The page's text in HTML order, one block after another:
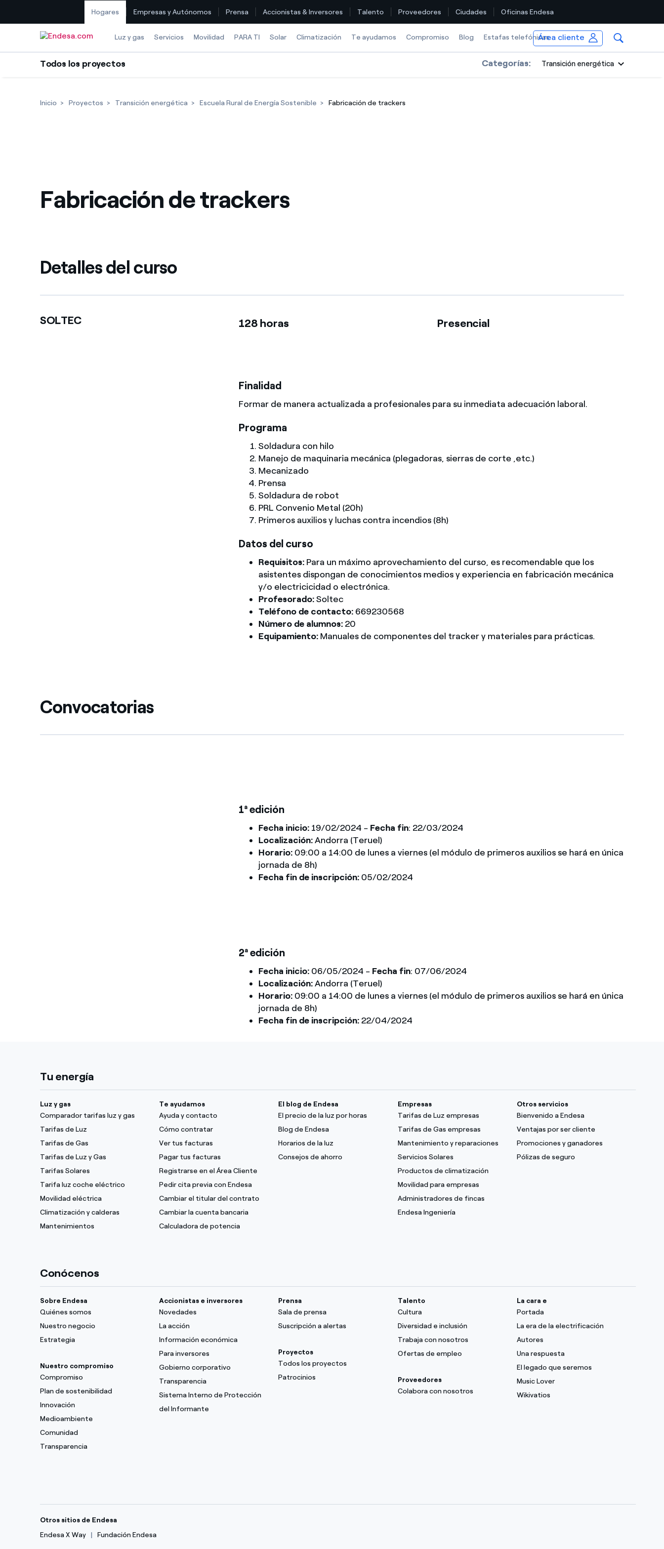
Hogares Empresas y Autónomos Prensa Accionistas & Inversores Talento Proveedores Ciudades Oficinas Endesa
Luz y gas Servicios Movilidad PARA TI Solar Climatización Te ayudamos Compromiso Blog Estafas telefónicasÁrea cliente
¿Has recibido una oferta para cambiar de compañía?
Todos los proyectos Categorías: Transición energética
Inicio Proyectos Transición energética Escuela Rural de Energía Sostenible Fabricación de trackers
Fabricación de trackers
Detalles del curso
SOLTEC 128 horas Presencial
Finalidad
Formar de manera actualizada a profesionales para su inmediata adecuación laboral.
Programa
Soldadura con hilo
Manejo de maquinaria mecánica (plegadoras, sierras de corte ,etc.)
Mecanizado
Prensa
Soldadura de robot
PRL Convenio Metal (20h)
Primeros auxilios y luchas contra incendios (8h)
Datos del curso
Requisitos:Para un máximo aprovechamiento del curso, es recomendable que los
asistentes dispongan de conocimientos medios y experiencia en fabricación mecánica
y/o electricicidad o electrónica.
Profesorado:Soltec
Teléfono de contacto: 669230568
Número de alumnos: 20
Equipamiento: Manuales de componentes del tracker y materiales para prácticas.
Convocatorias
1ª edición
Fecha inicio: 19/02/2024 - Fecha fin: 22/03/2024
Localización:Andorra (Teruel)
Horario:09:00 a 14:00 de lunes a viernes (el módulo de primeros auxilios se hará en única
jornada de 8h)
Fecha fin de inscripción:05/02/2024
2ª edición
Fecha inicio: 06/05/2024 - Fecha fin: 07/06/2024
Localización:Andorra (Teruel)
Horario:09:00 a 14:00 de lunes a viernes (el módulo de primeros auxilios se hará en única
jornada de 8h)
Fecha fin de inscripción:22/04/2024
Tu energía
Luz y gas
Comparador tarifas luz y gas
Tarifas de Luz
Tarifas de Gas
Tarifas de Luz y Gas
Tarifas Solares
Tarifa luz coche eléctrico
Movilidad eléctrica
Climatización y calderas
Mantenimientos
Te ayudamos
Ayuda y contacto
Cómo contratar
Ver tus facturas
Pagar tus facturas
Registrarse en el Área Cliente
Pedir cita previa con Endesa
Cambiar el titular del contrato
Cambiar la cuenta bancaria
Calculadora de potencia
El blog de Endesa
El precio de la luz por horas
Blog de Endesa
Horarios de la luz
Consejos de ahorro
Empresas
Tarifas de Luz empresas
Tarifas de Gas empresas
Mantenimiento y reparaciones
Servicios Solares
Productos de climatización
Movilidad para empresas
Administradores de fincas
Endesa Ingeniería
Otros servicios
Bienvenido a Endesa
Ventajas por ser cliente
Promociones y ganadores
Pólizas de seguro
Conócenos
Sobre Endesa
Quiénes somos
Nuestro negocio
Estrategia
Nuestro compromiso
Compromiso
Plan de sostenibilidad
Innovación
Medioambiente
Comunidad
Transparencia
Accionistas e inversores
Novedades
La acción
Información económica
Para inversores
Gobierno corporativo
Transparencia
Sistema Interno de Protección
del Informante
Prensa
Sala de prensa
Suscripción a alertas
Proyectos
Todos los proyectos
Patrocinios
Talento
Cultura
Diversidad e inclusión
Trabaja con nosotros
Ofertas de empleo
Proveedores
Colabora con nosotros
La cara e
Portada
La era de la electrificación
Autores
Una respuesta
El legado que seremos
Music Lover
Wikivatios
Otros sitios de Endesa
Endesa X Way
Fundación Endesa